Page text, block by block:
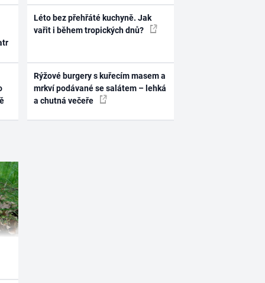
Léto bez přehřáté kuchyně. Jak
vařit i během tropických dnů?
Rýžové burgery s kuřecím masem a
mrkví podávané se salátem – lehká
a chutná večeře